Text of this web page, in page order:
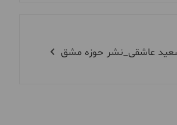
عاشقی_نشر حوزه مشق